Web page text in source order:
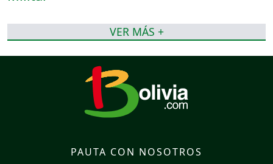
VER MÁS +
PAUTA CON NOSOTROS